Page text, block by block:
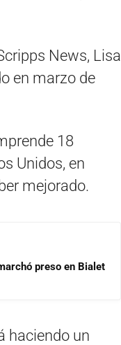
News, Lisa
en marzo de
18
Unidos, en
mejorado.
preso en Bialet
haciendo un